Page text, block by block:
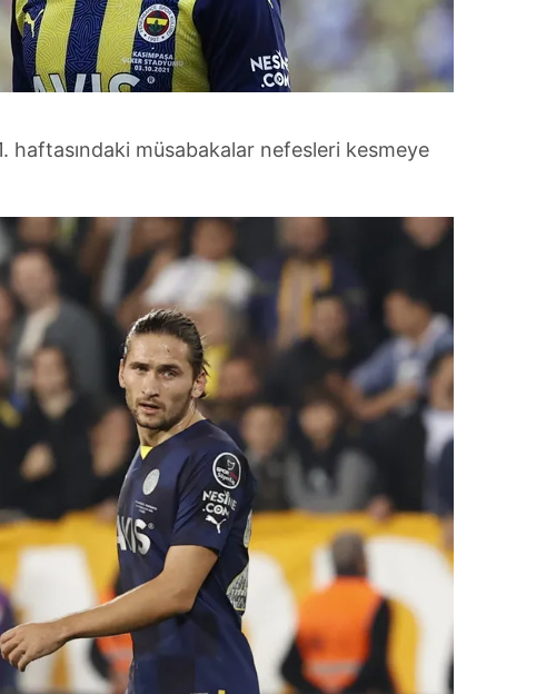
haftasındaki müsabakalar nefesleri kesmeye